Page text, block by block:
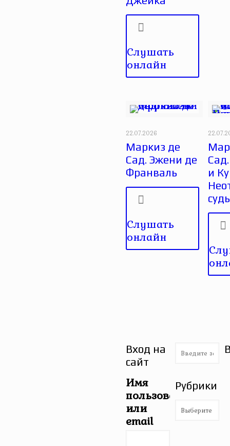
Слушать
онлайн
22.07.2026
Маркиз де
Сад. Эжени де
Франваль
Слушать
онлайн
и
Вход на
сайт
Имя
пользователя
или
email
Рубрики
Рубрики